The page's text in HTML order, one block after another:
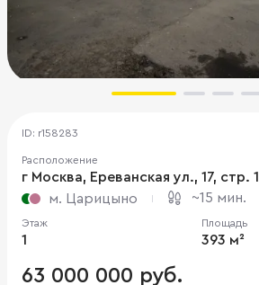
ID: r158283
Расположение
г Москва, Ереванская ул., 17, стр. 1
м. Царицыно
~15 мин.
Этаж
1
Площадь
393 м²
63 000 000 руб.